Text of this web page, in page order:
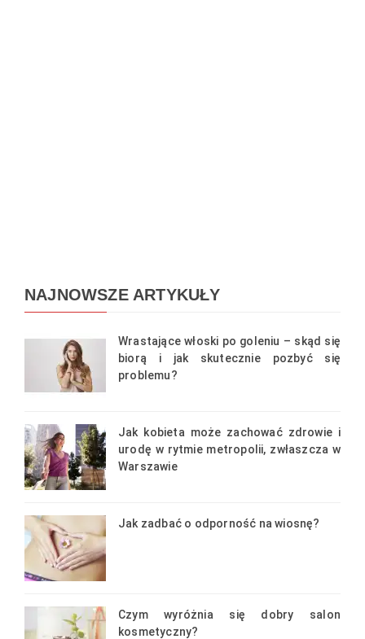
NAJNOWSZE ARTYKUŁY
Wrastające włoski po goleniu – skąd się
biorą i jak skutecznie pozbyć się
problemu?
Jak kobieta może zachować zdrowie i
urodę w rytmie metropolii, zwłaszcza w
Warszawie
Jak zadbać o odporność na wiosnę?
Czym wyróżnia się dobry salon
kosmetyczny?